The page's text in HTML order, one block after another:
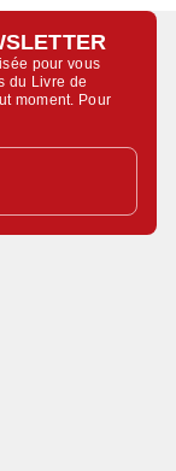
pour vous
du Livre de
moment. Pour